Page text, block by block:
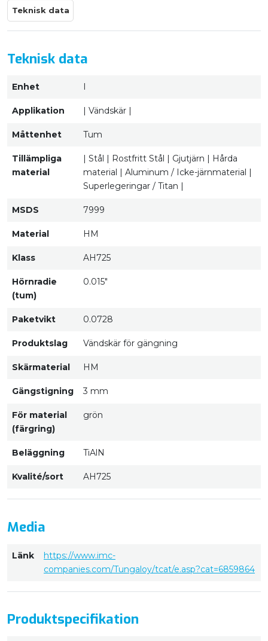
Teknisk data
Teknisk data
Enhet
Applikation | Vändskär |
Måttenhet Tum
Tillämpliga
material
| Stål | Rostfritt Stål | Gjutjärn | Hårda
material | Aluminum / Icke-järnmaterial |
Superlegeringar / Titan |
MSDS 7999
Material HM
Klass AH725
Hörnradie
(tum)
0.015"
Paketvikt 0.0728
Produktslag Vändskär för gängning
Skärmaterial HM
Gängstigning 3 mm
För material
(färgring)
grön
Beläggning TiAlN
Kvalité/sort AH725
Media
Länk
https://www.imc-
companies.com/Tungaloy/tcat/e.asp?cat=6859864
Produktspecifikation